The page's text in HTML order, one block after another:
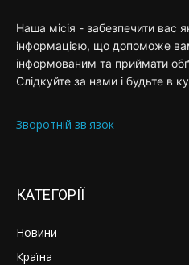
Наша місія - забезпечити вас
інформацією, що допоможе
інформованим та приймати
Слідкуйте за нами і будьте в
Зворотній зв'язок
КАТЕГОРІЇ
Новини
Країна